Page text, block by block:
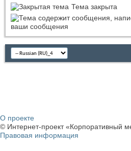
Тема закрыта
ваши сообщения
О проекте
© Интернет-проект «Корпоративный
Правовая информация